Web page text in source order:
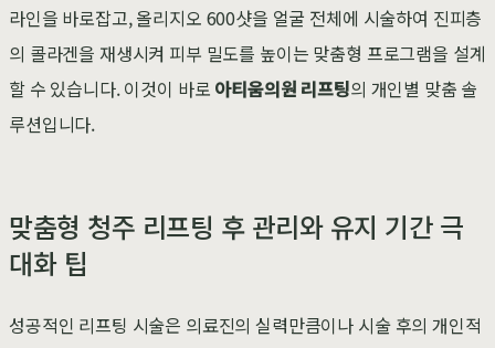
라인을 바로잡고, 올리지오 600샷을 얼굴 전체에 시술하여 진피층
의 콜라겐을 재생시켜 피부 밀도를 높이는 맞춤형 프로그램을 설계
할 수 있습니다. 이것이 바로 아티움의원 리프팅의 개인별 맞춤 솔
루션입니다.
맞춤형 청주 리프팅 후 관리와 유지 기간 극
대화 팁
성공적인 리프팅 시술은 의료진의 실력만큼이나 시술 후의 개인적